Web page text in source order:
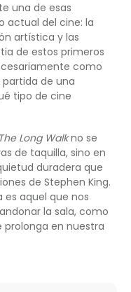
una de esas
actual del cine: la
artística y las
de estos primeros
como
de una
tipo de cine
The Long Walkno se
de taquilla, sino en
duradera que
de Stephen King.
es aquel que nos
la sala, como
en nuestra